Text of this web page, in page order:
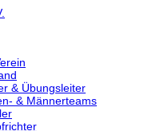
& Übungsleiter
& Männerteams